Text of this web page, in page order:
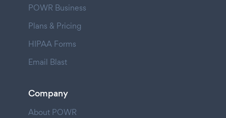
POWR Business
Plans & Pricing
HIPAA Forms
Email Blast
Company
About POWR